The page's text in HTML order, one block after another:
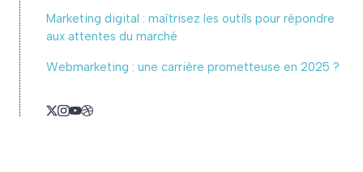
Marketing digital : maîtrisez les outils pour répondre
aux attentes du marché
Webmarketing : une carrière prometteuse en 2025 ?